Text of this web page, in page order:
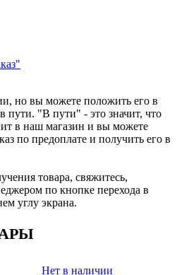
но вы можете положить его в
в пути. "В пути" - это значит, что
в наш магазин и вы можете
по предоплате и получить его в
товара, свяжитесь,
по кнопке перехода в
углу экрана.
Нет в наличии